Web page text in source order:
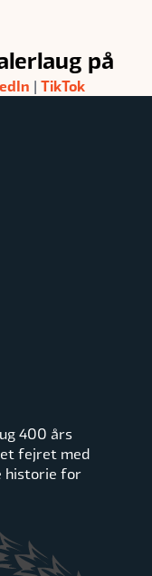
på
| TikTok
400 års
fejret med
historie for